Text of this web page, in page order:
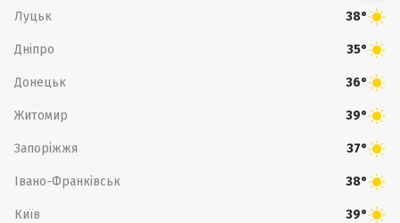
Луцьк 38°
Дніпро 35°
Донецьк 36°
Житомир 39°
Запоріжжя 37°
Івано-Франківськ 38°
Київ 39°